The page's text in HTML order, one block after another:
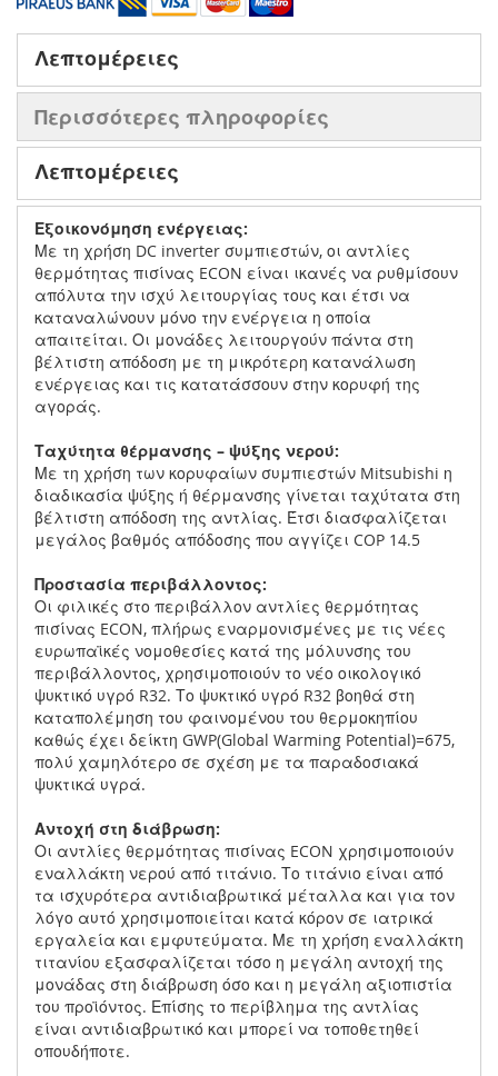
Λεπτομέρειες
Περισσότερες πληροφορίες
Λεπτομέρειες
Εξοικονόμηση ενέργειας:
Με τη χρήση DC inverter συμπιεστών, οι αντλίες
θερμότητας πισίνας ECON είναι ικανές να ρυθμίσουν
απόλυτα την ισχύ λειτουργίας τους και έτσι να
καταναλώνουν μόνο την ενέργεια η οποία
απαιτείται. Οι μονάδες λειτουργούν πάντα στη
βέλτιστη απόδοση με τη μικρότερη κατανάλωση
ενέργειας και τις κατατάσσουν στην κορυφή της
αγοράς.
Ταχύτητα θέρμανσης – ψύξης νερού:
Με τη χρήση των κορυφαίων συμπιεστών Mitsubishi η
διαδικασία ψύξης ή θέρμανσης γίνεται ταχύτατα στη
βέλτιστη απόδοση της αντλίας. Έτσι διασφαλίζεται
μεγάλος βαθμός απόδοσης που αγγίζει COP 14.5
Προστασία περιβάλλοντος:
Οι φιλικές στο περιβάλλον αντλίες θερμότητας
πισίνας ECON, πλήρως εναρμονισμένες με τις νέες
ευρωπαϊκές νομοθεσίες κατά της μόλυνσης του
περιβάλλοντος, χρησιμοποιούν το νέο οικολογικό
ψυκτικό υγρό R32. Το ψυκτικό υγρό R32 βοηθά στη
καταπολέμηση του φαινομένου του θερμοκηπίου
καθώς έχει δείκτη GWP(Global Warming Potential)=675,
πολύ χαμηλότερο σε σχέση με τα παραδοσιακά
ψυκτικά υγρά.
Αντοχή στη διάβρωση:
Οι αντλίες θερμότητας πισίνας ECON χρησιμοποιούν
εναλλάκτη νερού από τιτάνιο. Το τιτάνιο είναι από
τα ισχυρότερα αντιδιαβρωτικά μέταλλα και για τον
λόγο αυτό χρησιμοποιείται κατά κόρον σε ιατρικά
εργαλεία και εμφυτεύματα. Με τη χρήση εναλλάκτη
τιτανίου εξασφαλίζεται τόσο η μεγάλη αντοχή της
μονάδας στη διάβρωση όσο και η μεγάλη αξιοπιστία
του προϊόντος. Επίσης το περίβλημα της αντλίας
είναι αντιδιαβρωτικό και μπορεί να τοποθετηθεί
οπουδήποτε.